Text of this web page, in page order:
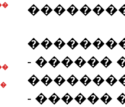
- ������
- ������